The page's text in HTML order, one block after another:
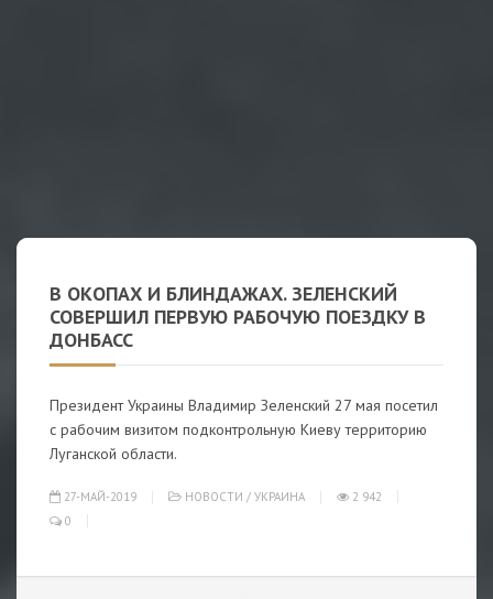
В ОКОПАХ И БЛИНДАЖАХ. ЗЕЛЕНСКИЙ
СОВЕРШИЛ ПЕРВУЮ РАБОЧУЮ ПОЕЗДКУ В
ДОНБАСС
Президент Украины Владимир Зеленский 27 мая посетил
с рабочим визитом подконтрольную Киеву территорию
Луганской области.
27-МАЙ-2019 НОВОСТИ / УКРАИНА
2 942
0